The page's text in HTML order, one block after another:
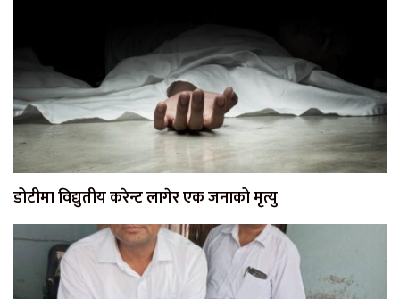
डोटीमा विद्युतीय करेन्ट लागेर एक जनाको मृत्यु